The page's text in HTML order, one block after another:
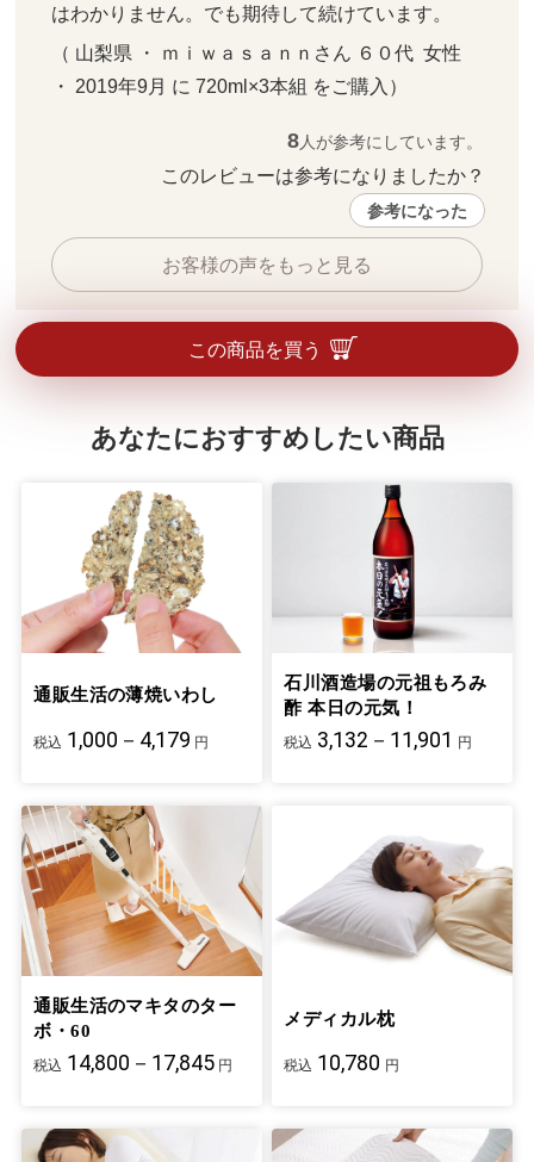
はわかりません。でも期待して続けています。
（ 山梨県 ・ ｍｉｗａｓａｎｎさん ６０代  女性
・ 2019年9月 に 720ml×3本組 をご購入）
8人が参考にしています。
このレビューは参考になりましたか？
参考になった
お客様の声をもっと見る
この商品を買う
あなたにおすすめしたい商品
通販生活の薄焼いわし
税込 1,000－4,179 円
石川酒造場の元祖もろみ
酢 本日の元気！
税込 3,132－11,901 円
通販生活のマキタのター
ボ・60
税込 14,800－17,845 円
メディカル枕
税込 10,780 円